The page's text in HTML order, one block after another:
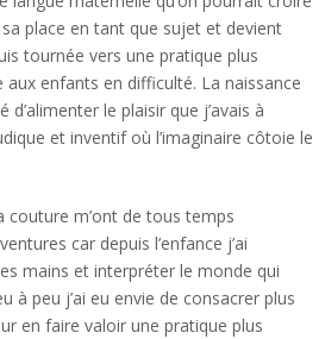
place en tant que sujet et devient
tournée vers une pratique plus
enfants en difficulté. La naissance
le plaisir que j’avais à
et inventif où l’imaginaire côtoie le
couture m’ont de tous temps
car depuis l’enfance j’ai
mains et interpréter le monde qui
à peu j’ai eu envie de consacrer plus
en faire valoir une pratique plus